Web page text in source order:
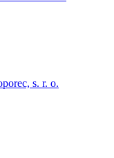
s. r. o.